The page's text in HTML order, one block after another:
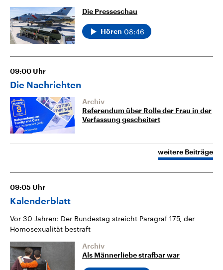
Die Presseschau
Hören 08:46
09:00 Uhr
Die Nachrichten
Archiv
Referendum über Rolle der Frau in der
Verfassung gescheitert
weitere Beiträge
09:05 Uhr
Kalenderblatt
Vor 30 Jahren: Der Bundestag streicht Paragraf 175, der
Homosexualität bestraft
Archiv
Als Männerliebe strafbar war